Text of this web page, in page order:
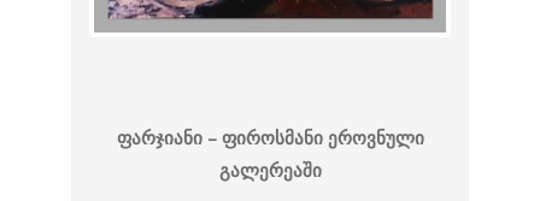
ფარჯიანი – ფიროსმანი ეროვნული
გალერეაში